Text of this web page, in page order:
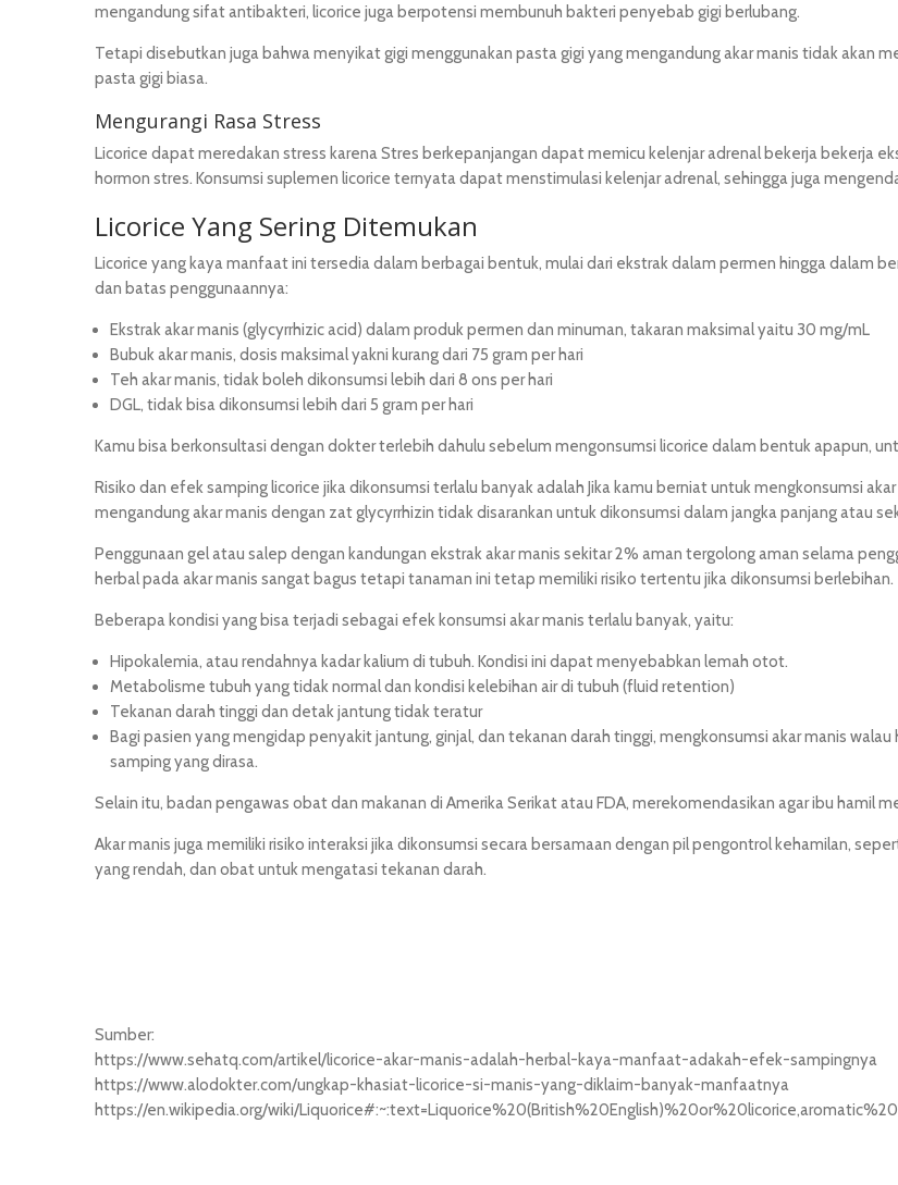
mengandung sifat antibakteri, licorice juga berpotensi membunuh bakteri penyebab gigi berlubang.
Tetapi disebutkan juga bahwa menyikat gigi menggunakan pasta gigi yang mengandung akar manis tidak akan
pasta gigi biasa.
Mengurangi Rasa Stress
Licorice dapat meredakan stress karena Stres berkepanjangan dapat memicu kelenjar adrenal bekerja bekerja
hormon stres. Konsumsi suplemen licorice ternyata dapat menstimulasi kelenjar adrenal, sehingga juga
Licorice Yang Sering Ditemukan
Licorice yang kaya manfaat ini tersedia dalam berbagai bentuk, mulai dari ekstrak dalam permen hingga dalam
dan batas penggunaannya:
Ekstrak akar manis (glycyrrhizic acid) dalam produk permen dan minuman, takaran maksimal yaitu 30 mg/mL
Bubuk akar manis, dosis maksimal yakni kurang dari 75 gram per hari
Teh akar manis, tidak boleh dikonsumsi lebih dari 8 ons per hari
DGL, tidak bisa dikonsumsi lebih dari 5 gram per hari
Kamu bisa berkonsultasi dengan dokter terlebih dahulu sebelum mengonsumsi licorice dalam bentuk apapun,
Risiko dan efek samping licorice jika dikonsumsi terlalu banyak adalah Jika kamu berniat untuk mengkonsumsi
mengandung akar manis dengan zat glycyrrhizin tidak disarankan untuk dikonsumsi dalam jangka panjang atau
Penggunaan gel atau salep dengan kandungan ekstrak akar manis sekitar 2% aman tergolong aman selama
herbal pada akar manis sangat bagus tetapi tanaman ini tetap memiliki risiko tertentu jika dikonsumsi berlebihan.
Beberapa kondisi yang bisa terjadi sebagai efek konsumsi akar manis terlalu banyak, yaitu:
Hipokalemia, atau rendahnya kadar kalium di tubuh. Kondisi ini dapat menyebabkan lemah otot.
Metabolisme tubuh yang tidak normal dan kondisi kelebihan air di tubuh (fluid retention)
Tekanan darah tinggi dan detak jantung tidak teratur
Bagi pasien yang mengidap penyakit jantung, ginjal, dan tekanan darah tinggi, mengkonsumsi akar manis
samping yang dirasa.
Selain itu, badan pengawas obat dan makanan di Amerika Serikat atau FDA, merekomendasikan agar ibu hamil
Akar manis juga memiliki risiko interaksi jika dikonsumsi secara bersamaan dengan pil pengontrol kehamilan,
yang rendah, dan obat untuk mengatasi tekanan darah.
Sumber:
https://www.sehatq.com/artikel/licorice-akar-manis-adalah-herbal-kaya-manfaat-adakah-efek-sampingnya
https://www.alodokter.com/ungkap-khasiat-licorice-si-manis-yang-diklaim-banyak-manfaatnya
https://en.wikipedia.org/wiki/